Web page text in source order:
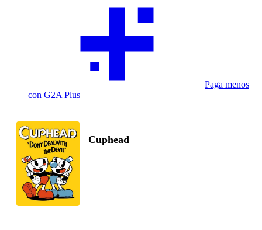
Paga menos
con G2A Plus
Cuphead